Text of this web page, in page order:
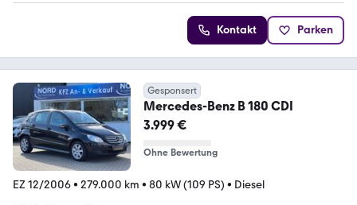
Kontakt Parken
Gesponsert
Mercedes-Benz B 180 CDI
3.999 €
Ohne Bewertung
EZ 12/2006• 279.000 km • 80 kW (109 PS) • Diesel